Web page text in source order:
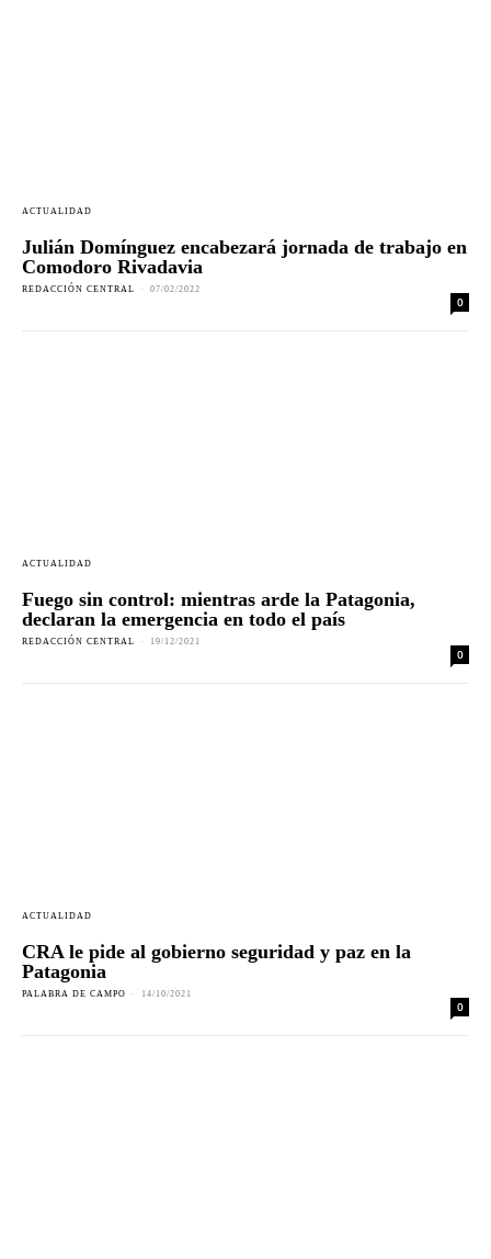
ACTUALIDAD
Julián Domínguez encabezará jornada de trabajo en
Comodoro Rivadavia
REDACCIÓN CENTRAL - 07/02/2022
0
ACTUALIDAD
Fuego sin control: mientras arde la Patagonia,
declaran la emergencia en todo el país
REDACCIÓN CENTRAL - 19/12/2021
0
ACTUALIDAD
CRA le pide al gobierno seguridad y paz en la
Patagonia
PALABRA DE CAMPO - 14/10/2021
0